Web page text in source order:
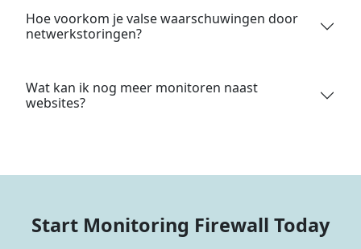
Hoe voorkom je valse waarschuwingen door
netwerkstoringen?
Wat kan ik nog meer monitoren naast
websites?
Start Monitoring Firewall Today